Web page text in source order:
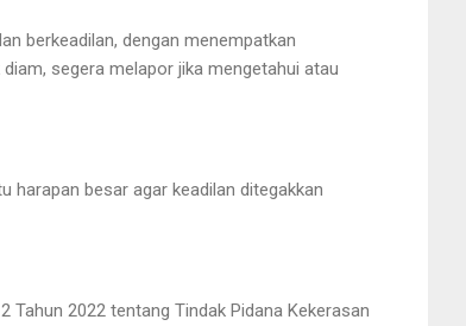
berkeadilan, dengan menempatkan
segera melapor jika mengetahui atau
harapan besar agar keadilan ditegakkan
2022 tentang Tindak Pidana Kekerasan